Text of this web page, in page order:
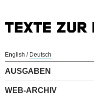
English / Deutsch
AUSGABEN
WEB-ARCHIV